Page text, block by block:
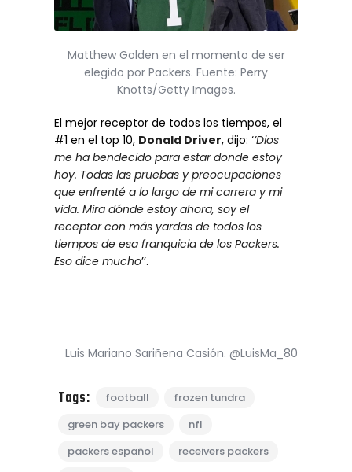
Matthew Golden en el momento de ser
elegido por Packers. Fuente: Perry
Knotts/Getty Images.
El mejor receptor de todos los tiempos, el
#1 en el top 10, Donald Driver, dijo: ‘’Dios
me ha bendecido para estar donde estoy
hoy. Todas las pruebas y preocupaciones
que enfrenté a lo largo de mi carrera y mi
vida. Mira dónde estoy ahora, soy el
receptor con más yardas de todos los
tiempos de esa franquicia de los Packers.
Eso dice mucho’’.
Luis Mariano Sariñena Casión. @LuisMa_80
Tags: football
frozen tundra
green bay packers
nfl
packers español
receivers packers